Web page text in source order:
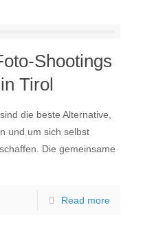
Shootings
Tirol
die beste Alternative,
und um sich selbst
Die gemeinsame
Read more